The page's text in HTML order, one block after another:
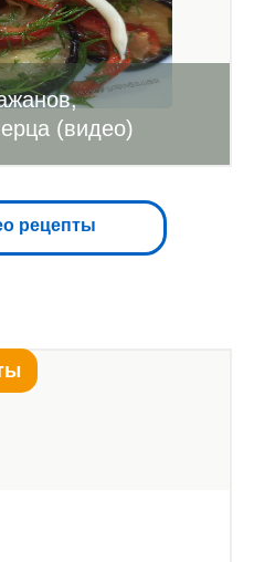
(видео)
рецепты